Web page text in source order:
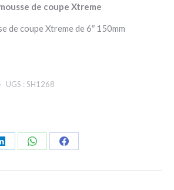
de coupe Xtreme
de coupe Xtreme de 6″ 150mm
UGS : SH1268
PartagerPartagerPartager